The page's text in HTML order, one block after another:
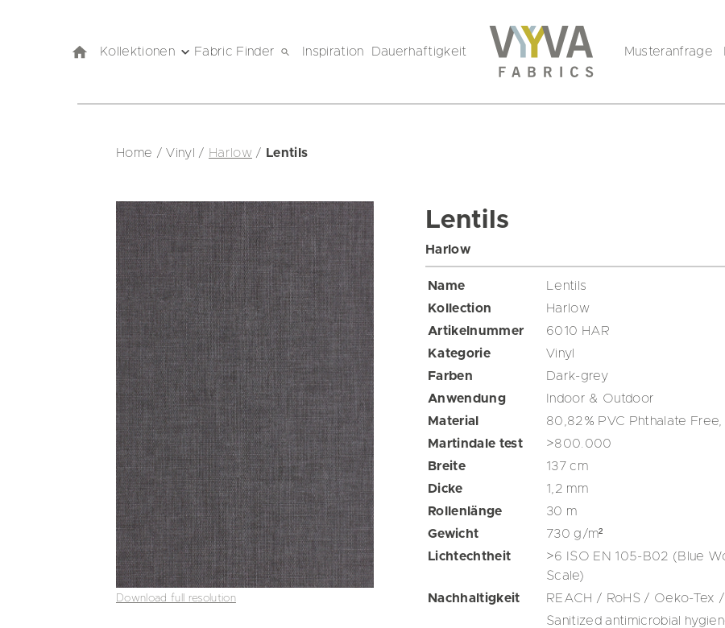
Kollektionen Fabric Finder Inspiration Dauerhaftigkeit Musteranfrage
Home /Vinyl / Harlow / Lentils
Download full resolution
Lentils
Harlow
Name
Lentils
Kollection
Harlow
Artikelnummer
6010 HAR
Kategorie
Vinyl
Farben
Dark-grey
Anwendung
Indoor & Outdoor
Material
80,82% PVC Phthalate Free,
Martindale test
>800.000
Breite
137cm
Dicke
1,2 mm
Rollenlänge
30 m
Gewicht
730g/m²
Lichtechtheit
>6 ISO EN 105-B02 (Blue
Scale)
Nachhaltigkeit
REACH / RoHS / Oeko-Tex
Sanitized antimicrobial